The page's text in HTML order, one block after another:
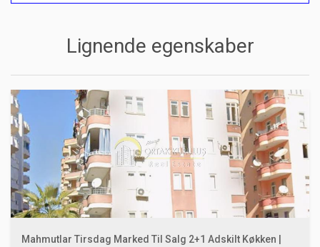
Lignende egenskaber
Mahmutlar Tirsdag Marked Til Salg 2+1 Adskilt Køkken |